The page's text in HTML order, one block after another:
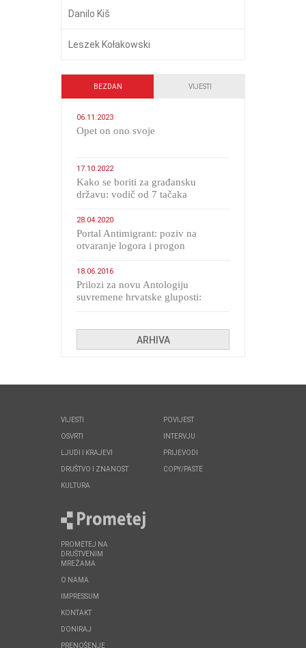
Danilo Kiš
Leszek Kołakowski
BEZDAN VIJESTI
06.11.2023
​Opet on ono svoje
17.10.2022
Kako se boriti za građansku
državu: vodič od 7 tačaka
28.04.2020
Portal Antimigrant: poziv na
otvaranje logora i progon
18.06.2016
Prilozi za novu Antologiju
suvremene hrvatske gluposti:
ARHIVA
VIJESTI
OSVRTI
LJUDI I KRAJEVI
DRUŠTVO I ZNANOST
KULTURA
POVIJEST
INTERVJU
PRIJEVODI
COPY/PASTE
PROMETEJ NA
DRUŠTVENIM
MREŽAMA
O NAMA
IMPRESSUM
KONTAKT
DONIRAJ
PRENOŠENJE